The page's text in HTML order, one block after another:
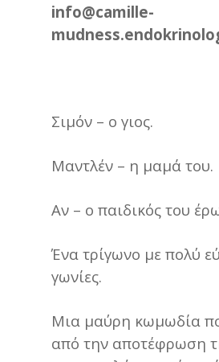
info@camille-
Σιμόν – ο γιος.
Μαντλέν – η μαμά του.
Αν – ο παιδικός του
Ένα τρίγωνο με πολύ
γωνίες.
Μια μαύρη κωμωδία
από την αποτέφρωση